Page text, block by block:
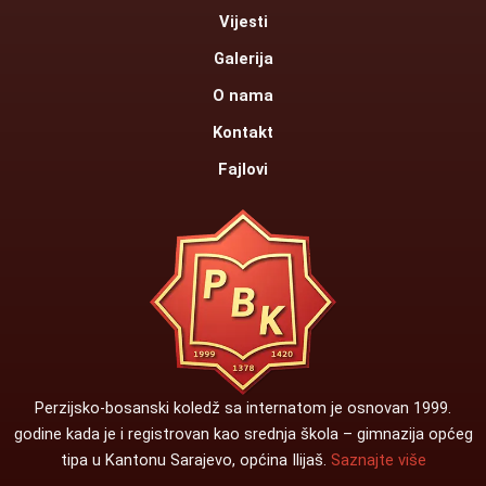
k
Vijesti
Galerija
O nama
Kontakt
Fajlovi
Perzijsko-bosanski koledž sa internatom je osnovan 1999.
godine kada je i registrovan kao srednja škola – gimnazija općeg
tipa u Kantonu Sarajevo, općina Ilijaš. Saznajte više